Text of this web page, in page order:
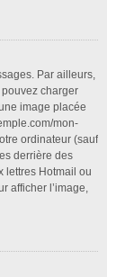
Par ailleurs,
charger
image placée
mon-
ordinateur (sauf
derrière des
lettres Hotmail ou
afficher l’image,